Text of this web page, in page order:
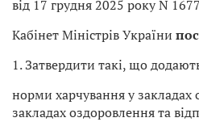
від 17 грудня 2025 року N 1677
Кабінет Міністрів України
1. Затвердити такі, що
норми харчування у закладах
закладах оздоровлення та